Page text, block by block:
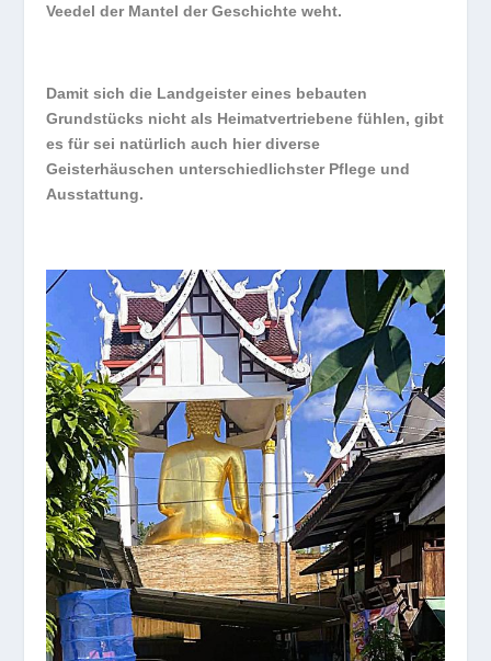
Veedel der Mantel der Geschichte weht.
Damit sich die Landgeister eines bebauten
Grundstücks nicht als Heimatvertriebene fühlen, gibt
es für sei natürlich auch hier diverse
Geisterhäuschen unterschiedlichster Pflege und
Ausstattung.